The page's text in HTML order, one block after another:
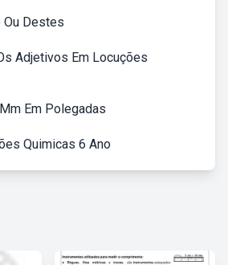
Ou Destes
Adjetivos Em Locuções
Em Polegadas
Quimicas 6 Ano